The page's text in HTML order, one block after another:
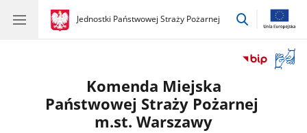
gov.pl
Jednostki Państwowej Straży Pożarnej
gov.pl
Jednostki
przejdź
okno
Komenda Miejska
Państwowej Straży Pożarnej
m.st. Warszawy